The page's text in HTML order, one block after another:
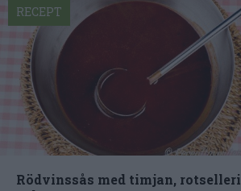
Rödvinssås med timjan, rotselleri
RECEPT